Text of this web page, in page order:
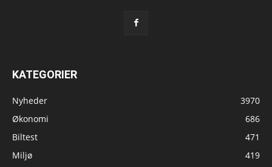
KATEGORIER
Nyheder
3970
Økonomi
686
Biltest
471
Miljø
419